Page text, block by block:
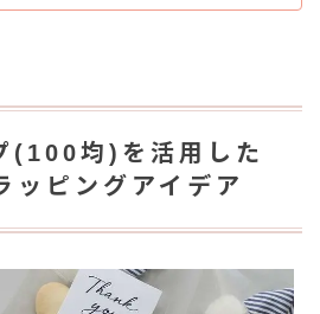
(100均)を活用した
ッピングアイデア